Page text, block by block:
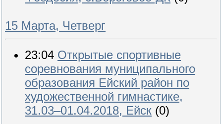
15 Марта, Четверг
23:04 Открытые спортивные
соревнования муниципального
образования Ейский район по
художественной гимнастике,
31.03–01.04.2018, Ейск (0)